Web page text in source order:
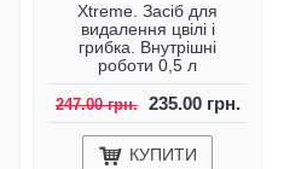
Xtreme. Засіб для
видалення цвілі і
грибка. Внутрішні
роботи 0,5 л
247.00 грн. 235.00 грн.
КУПИТИ